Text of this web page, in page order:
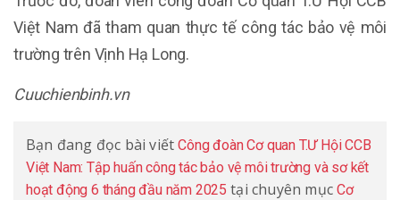
Việt Nam đã tham quan thực tế công tác bảo vệ môi
trường trên Vịnh Hạ Long.
Cuuchienbinh.vn
Bạn đang đọc bài viếtCông đoàn Cơ quan T.Ư Hội CCB
Việt Nam: Tập huấn công tác bảo vệ môi trường và sơ kết
hoạt động 6 tháng đầu năm 2025 tại chuyên mụcCơ